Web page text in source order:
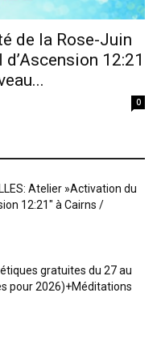
de la Rose-Juin
12:21
0
Atelier »Activation du
12:21″ à Cairns /
gratuites du 27 au
pour 2026)+Méditations